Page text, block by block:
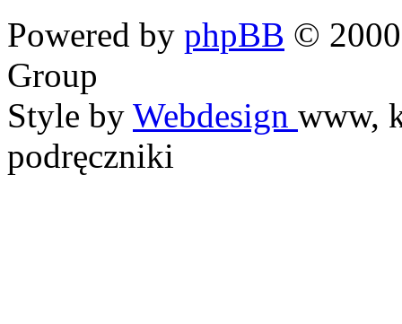
Powered by phpBB ©
Group
Style by Webdesign www,
podręczniki